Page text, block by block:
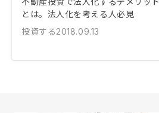
とは。法人化を考える人必見
投資する2018.09.13